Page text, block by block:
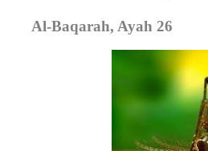
Al-Baqarah, Ayah 26